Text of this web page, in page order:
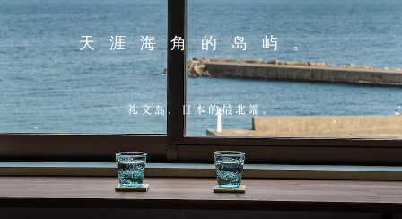
天涯海角的岛屿。
礼文岛，日本的最北端。